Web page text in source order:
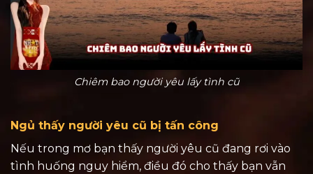
Chiêm bao người yêu lấy tình cũ
Ngủ thấy người yêu cũ bị tấn công
Nếu trong mơ bạn thấy người yêu cũ đang rơi vào
tình huống nguy hiểm, điều đó cho thấy bạn vẫn